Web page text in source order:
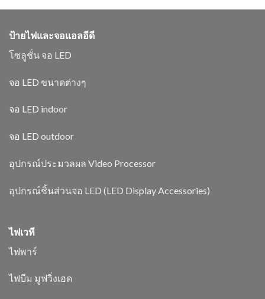
ป้ายไฟและจอแอลอีดี
โซลูชั่น จอ LED
จอ LED ขนาดต่างๆ
จอ LED indoor
จอ LED outdoor
อุปกรณ์ประมวลผล Video Processor
อุปกรณ์ชิ้นส่วนจอ LED (LED Display Accessories)
ไฟเวที
ไฟพาร์
ไฟบีม มูฟวิ่งเฮด